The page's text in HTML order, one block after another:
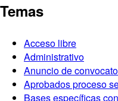
Temas
Acceso libre
Administrativo
Anuncio de
Aprobados proceso
Bases específicas